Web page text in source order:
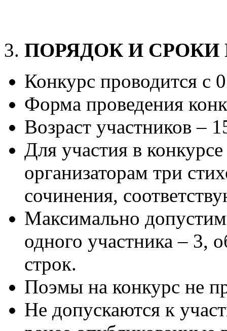
ПОРЯДОК И
Конкурс проводится с
Форма проведения
Возраст участников –
Для участия в
организаторам три
сочинения,
Максимально
одного участника – 3,
строк.
Поэмы на конкурс не
Не допускаются к